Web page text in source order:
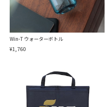
Win-T ウォーターボトル
¥1,760